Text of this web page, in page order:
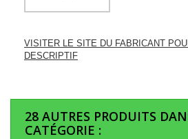
VISITER LE SITE DU FABRICANT
DESCRIPTIF
28 AUTRES PRODUITS
CATÉGORIE :